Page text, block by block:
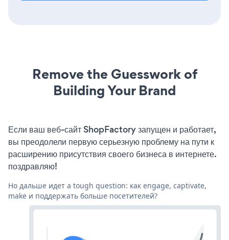
Remove the Guesswork of
Building Your Brand
Если ваш веб-сайт ShopFactory запущен и работает,
вы преодолели первую серьезную проблему на пути к
расширению присутствия своего бизнеса в интернете.
поздравляю!
Но дальше идет a tough question: как engage, captivate,
make и поддержать больше посетителей?